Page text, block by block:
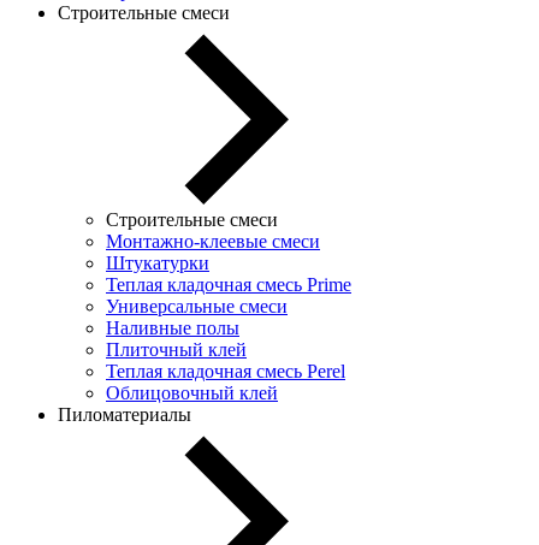
Строительные смеси
Строительные смеси
Монтажно-клеевые смеси
Штукатурки
Теплая кладочная смесь Prime
Универсальные смеси
Наливные полы
Плиточный клей
Теплая кладочная смесь Perel
Облицовочный клей
Пиломатериалы